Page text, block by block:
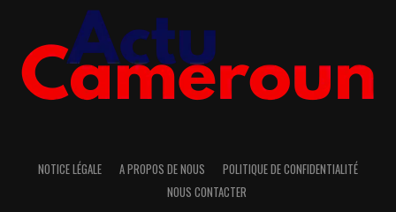
NOTICE LÉGALE A PROPOS DE NOUS
POLITIQUE DE CONFIDENTIALITÉ
NOUS CONTACTER